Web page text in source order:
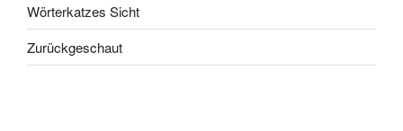
Wörterkatzes Sicht
Zurückgeschaut